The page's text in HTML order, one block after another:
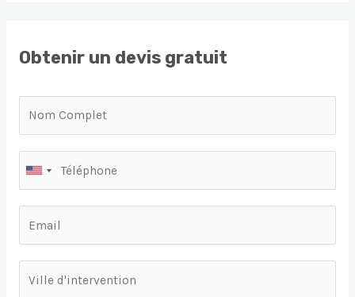
Obtenir un devis gratuit